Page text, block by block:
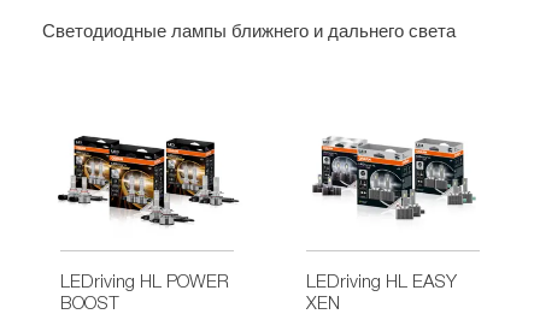
Светодиодные лампы ближнего и дальнего света
LEDriving HL POWER
BOOST
LEDriving HL EASY
XEN